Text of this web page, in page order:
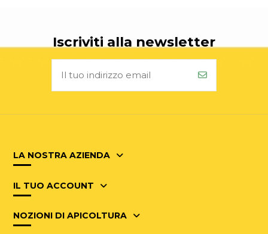
Iscriviti alla newsletter
LA NOSTRA AZIENDA
IL TUO ACCOUNT
NOZIONI DI APICOLTURA